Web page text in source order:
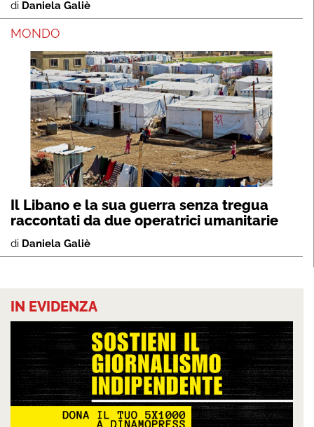
di Daniela Galiè
MONDO
Il Libano e la sua guerra senza tregua
raccontati da due operatrici umanitarie
di Daniela Galiè
IN EVIDENZA